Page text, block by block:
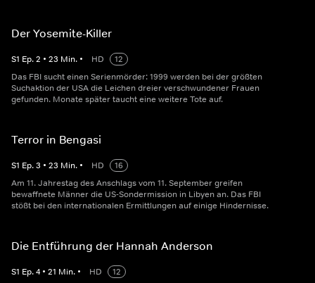
Der Yosemite-Killer
S1 Ep.2 • 23 Min. • HD
12
Das FBI sucht einen Serienmörder: 1999 werden bei der größten
Suchaktion der USA die Leichen dreier verschwundener Frauen
gefunden. Monate später taucht eine weitere Tote auf.
Terror in Bengasi
S1 Ep.3 • 23 Min. • HD
16
Am 11. Jahrestag des Anschlags vom 11. September greifen
bewaffnete Männer die US-Sondermission in Libyen an. Das FBI
stößt bei den internationalen Ermittlungen auf einige Hindernisse.
Die Entführung der Hannah Anderson
S1 Ep.4 • 21 Min. • HD
12